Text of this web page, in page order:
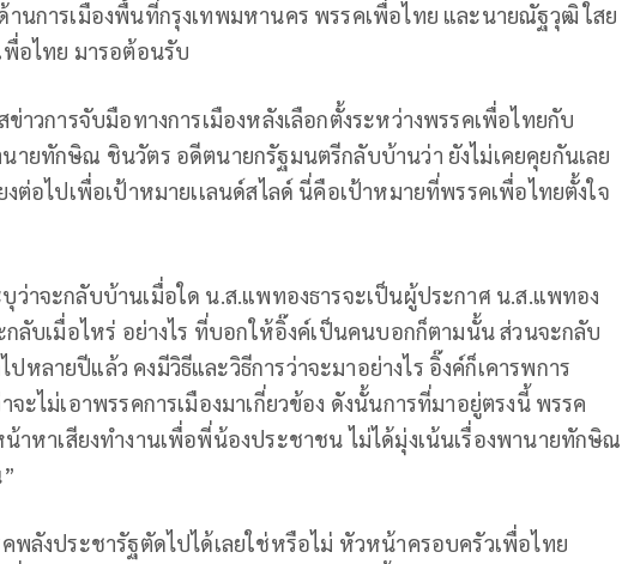
านการเมืองพื้นที่กรุงเทพมหานคร พรรคเพื่อไทย และนายณัฐวุฒิ ใสย
พื่อไทย มารอต้อนรับ
าวการจับมือทางการเมืองหลังเลือกตั้งระหว่างพรรคเพื่อไทยกับ
ายทักษิณ ชินวัตร อดีตนายกรัฐมนตรีกลับบ้านว่า ยังไม่เคยคุยกันเลย
งต่อไปเพื่อเป้าหมายเเลนด์สไลด์ นี่คือเป้าหมายที่พรรคเพื่อไทยตั้งใจ
ว่าจะกลับบ้านเมื่อใด น.ส.แพทองธารจะเป็นผู้ประกาศ น.ส.แพทอง
กลับเมื่อไหร่ อย่างไร ที่บอกให้อิ๊งค์เป็นคนบอกก็ตามนั้น ส่วนจะกลับ
ลายปีแล้ว คงมีวิธีและวิธีการว่าจะมาอย่างไร อิ๊งค์ก็เคารพการ
ะไม่เอาพรรคการเมืองมาเกี่ยวข้อง ดังนั้นการที่มาอยู่ตรงนี้ พรรค
น้าหาเสียงทำงานเพื่อพี่น้องประชาชน ไม่ได้มุ่งเน้นเรื่องพานายทักษิณ
พลังประชารัฐตัดไปได้เลยใช่หรือไม่ หัวหน้าครอบครัวเพื่อไทย